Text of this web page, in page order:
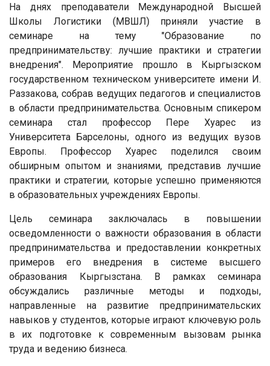
На днях преподаватели Международной Высшей
Школы Логистики (МВШЛ) приняли участие в
семинаре на тему "Образование по
предпринимательству: лучшие практики и стратегии
внедрения". Мероприятие прошло в Кыргызском
государственном техническом университете имени И.
Раззакова, собрав ведущих педагогов и специалистов
в области предпринимательства. Основным спикером
семинара стал профессор Пере Хуарес из
Университета Барселоны, одного из ведущих вузов
Европы. Профессор Хуарес поделился своим
обширным опытом и знаниями, представив лучшие
практики и стратегии, которые успешно применяются
в образовательных учреждениях Европы.
Цель семинара заключалась в повышении
осведомленности о важности образования в области
предпринимательства и предоставлении конкретных
примеров его внедрения в системе высшего
образования Кыргызстана. В рамках семинара
обсуждались различные методы и подходы,
направленные на развитие предпринимательских
навыков у студентов, которые играют ключевую роль
в их подготовке к современным вызовам рынка
труда и ведению бизнеса.